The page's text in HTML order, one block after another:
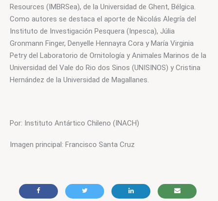
Resources (IMBRSea), de la Universidad de Ghent, Bélgica.
Como autores se destaca el aporte de Nicolás Alegría del
Instituto de Investigación Pesquera (Inpesca), Júlia
Gronmann Finger, Denyelle Hennayra Cora y María Virginia
Petry del Laboratorio de Ornitología y Animales Marinos de la
Universidad del Vale do Rio dos Sinos (UNISINOS) y Cristina
Hernández de la Universidad de Magallanes.
Por: Instituto Antártico Chileno (INACH)
Imagen principal: Francisco Santa Cruz